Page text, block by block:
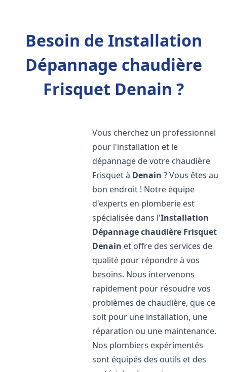
Besoin de Installation
Dépannage chaudière
Frisquet Denain ?
Vous cherchez un professionnel
pour l'installation et le
dépannage de votre chaudière
Frisquet à Denain ? Vous êtes au
bon endroit ! Notre équipe
d'experts en plomberie est
spécialisée dans l'Installation
Dépannage chaudière Frisquet
Denain et offre des services de
qualité pour répondre à vos
besoins. Nous intervenons
rapidement pour résoudre vos
problèmes de chaudière, que ce
soit pour une installation, une
réparation ou une maintenance.
Nos plombiers expérimentés
sont équipés des outils et des